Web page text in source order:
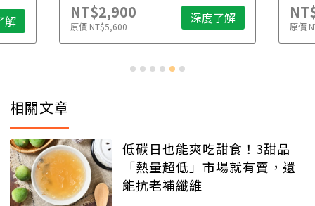
解 NT$2,900
原價NT$5,600 深度了解 原價
相關文章
低碳日也能爽吃甜食！3甜品
「熱量超低」市場就有賣，還
能抗老補纖維